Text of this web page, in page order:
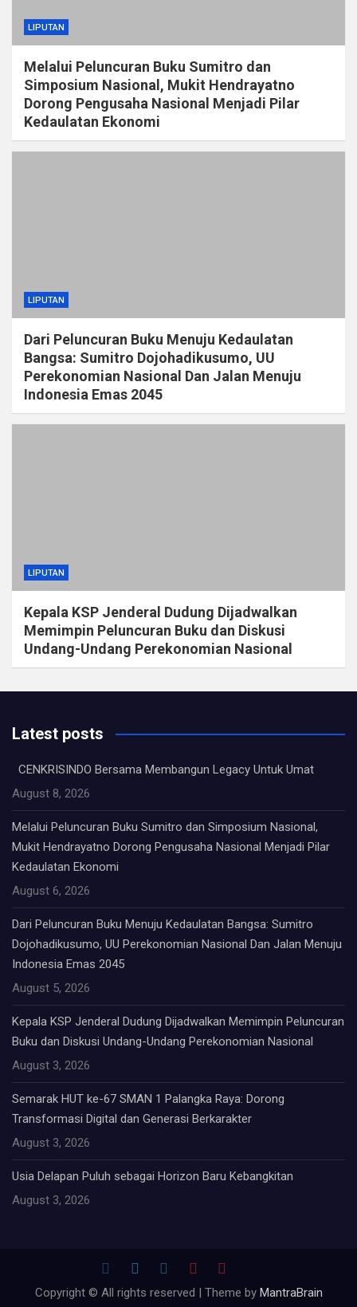
LIPUTAN
Melalui Peluncuran Buku Sumitro dan
Simposium Nasional, Mukit Hendrayatno
Dorong Pengusaha Nasional Menjadi Pilar
Kedaulatan Ekonomi
LIPUTAN
Dari Peluncuran Buku Menuju Kedaulatan
Bangsa: Sumitro Dojohadikusumo, UU
Perekonomian Nasional Dan Jalan Menuju
Indonesia Emas 2045
LIPUTAN
Kepala KSP Jenderal Dudung Dijadwalkan
Memimpin Peluncuran Buku dan Diskusi
Undang-Undang Perekonomian Nasional
Latest posts
CENKRISINDO Bersama Membangun Legacy Untuk Umat
August 8, 2026
Melalui Peluncuran Buku Sumitro dan Simposium Nasional,
Mukit Hendrayatno Dorong Pengusaha Nasional Menjadi Pilar
Kedaulatan Ekonomi
August 6, 2026
Dari Peluncuran Buku Menuju Kedaulatan Bangsa: Sumitro
Dojohadikusumo, UU Perekonomian Nasional Dan Jalan Menuju
Indonesia Emas 2045
August 5, 2026
Kepala KSP Jenderal Dudung Dijadwalkan Memimpin Peluncuran
Buku dan Diskusi Undang-Undang Perekonomian Nasional
August 3, 2026
Semarak HUT ke-67 SMAN 1 Palangka Raya: Dorong
Transformasi Digital dan Generasi Berkarakter
August 3, 2026
Usia Delapan Puluh sebagai Horizon Baru Kebangkitan
August 3, 2026
Copyright © All rights reserved | Theme by MantraBrain